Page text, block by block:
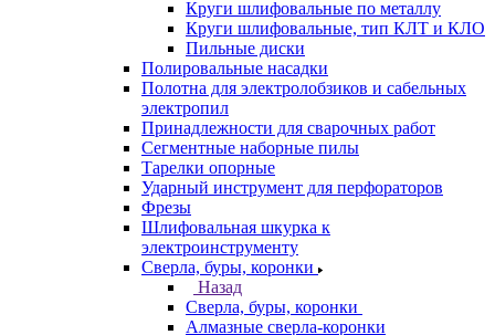
Круги шлифовальные по металлу
Круги шлифовальные, тип КЛТ и КЛО
Пильные диски
Полировальные насадки
Полотна для электролобзиков и сабельных
электропил
Принадлежности для сварочных работ
Сегментные наборные пилы
Тарелки опорные
Ударный инструмент для перфораторов
Фрезы
Шлифовальная шкурка к
электроинструменту
Сверла, буры, коронки
Назад
Сверла, буры, коронки
Алмазные сверла-коронки